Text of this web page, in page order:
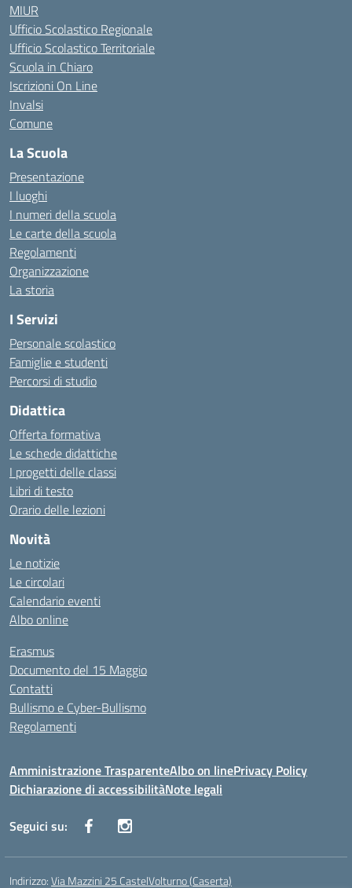
MIUR
Ufficio Scolastico Regionale
Ufficio Scolastico Territoriale
Scuola in Chiaro
Iscrizioni On Line
Invalsi
Comune
La Scuola
Presentazione
I luoghi
I numeri della scuola
Le carte della scuola
Regolamenti
Organizzazione
La storia
I Servizi
Personale scolastico
Famiglie e studenti
Percorsi di studio
Didattica
Offerta formativa
Le schede didattiche
I progetti delle classi
Libri di testo
Orario delle lezioni
Novità
Le notizie
Le circolari
Calendario eventi
Albo online
Erasmus
Documento del 15 Maggio
Contatti
Bullismo e Cyber-Bullismo
Regolamenti
Amministrazione TrasparenteAlbo on linePrivacy Policy
Dichiarazione di accessibilitàNote legali
Seguici su:
Indirizzo:Via Mazzini 25 CastelVolturno (Caserta)